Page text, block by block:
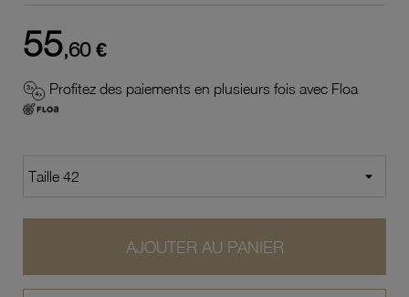
55,60 €
Profitez des paiements en plusieurs fois avec Floa
AJOUTER AU PANIER